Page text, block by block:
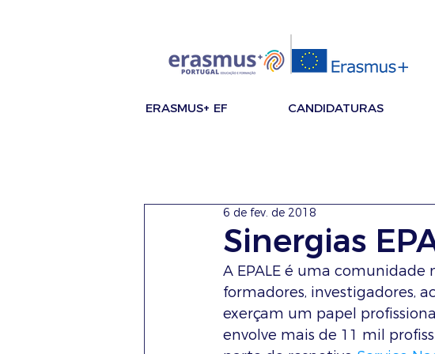
ERASMUS+ EF CANDIDATURAS
Sinergias
6 de fev. de 2018
A EPALE é uma comunidade
formadores, investigadores,
exerçam um papel
envolve mais de 11 mil